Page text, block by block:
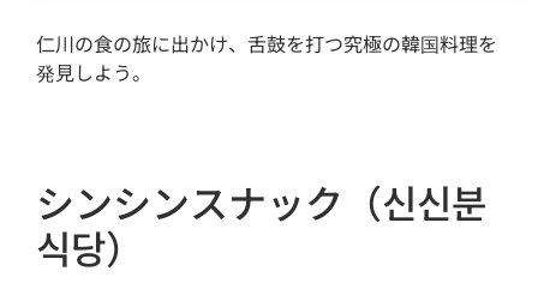
仁川の食の旅に出かけ、舌鼓を打つ究極の韓国料理を
発見しよう。
シンシンスナック（신신분
식당）